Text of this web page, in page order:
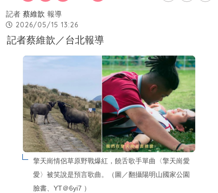
記者 蔡維歆 報導
2026/05/15 13:26
記者蔡維歆／台北報導
擎天崗情侶草原野戰爆紅，饒舌歌手單曲〈擎天崗愛
愛〉被笑說是預言歌曲。（圖／翻攝陽明山國家公園
臉書、YT＠6yi7 ）